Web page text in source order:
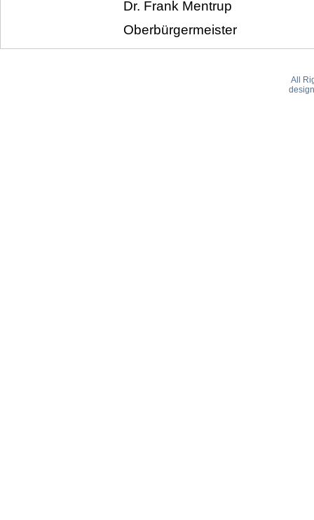
Dr. Frank Mentrup
Oberbürgermeister
All